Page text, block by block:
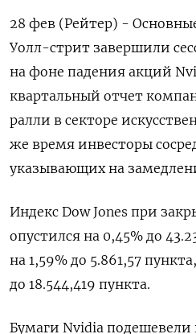
28 фев (Рейтер) -
Уолл-стрит завершили
на фоне падения акций
квартальный отчет
ралли в секторе
же время инвесторы
указывающих на
Индекс Dow Jones при
опустился на 0,45% до
на 1,59% до 5.861,57
до 18.544,419 пункта​.
Бумаги Nvidia подешевели